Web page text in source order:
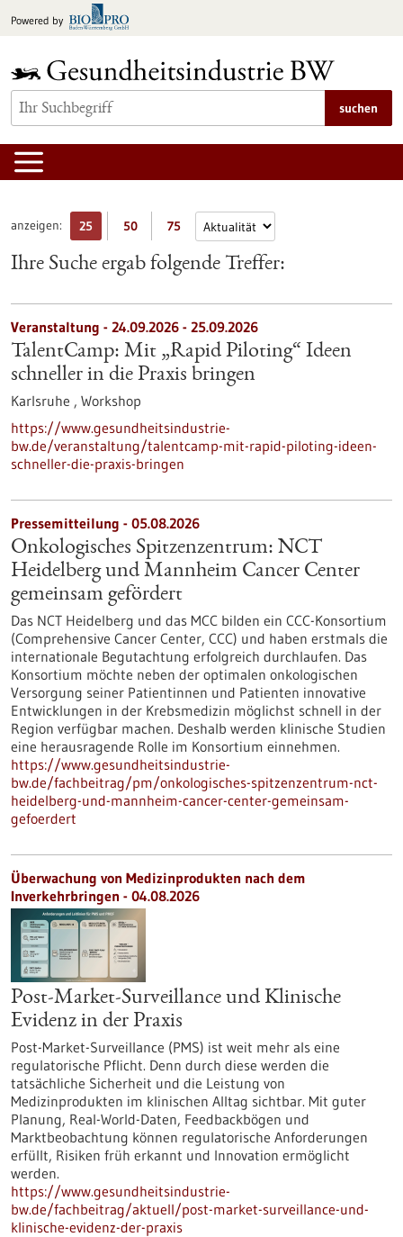
Inhalt
Powered by
suchen
anzeigen: 25 50 75
Ihre Suche ergab folgende Treffer:
Veranstaltung - 24.09.2026 - 25.09.2026
TalentCamp: Mit „Rapid Piloting“ Ideen
schneller in die Praxis bringen
Karlsruhe , Workshop
https://www.gesundheitsindustrie-
bw.de/veranstaltung/talentcamp-mit-rapid-piloting-ideen-
schneller-die-praxis-bringen
Pressemitteilung - 05.08.2026
Onkologisches Spitzenzentrum: NCT
Heidelberg und Mannheim Cancer Center
gemeinsam gefördert
Das NCT Heidelberg und das MCC bilden ein CCC-Konsortium
(Comprehensive Cancer Center, CCC) und haben erstmals die
internationale Begutachtung erfolgreich durchlaufen. Das
Konsortium möchte neben der optimalen onkologischen
Versorgung seiner Patientinnen und Patienten innovative
Entwicklungen in der Krebsmedizin möglichst schnell in der
Region verfügbar machen. Deshalb werden klinische Studien
eine herausragende Rolle im Konsortium einnehmen.
https://www.gesundheitsindustrie-
bw.de/fachbeitrag/pm/onkologisches-spitzenzentrum-nct-
heidelberg-und-mannheim-cancer-center-gemeinsam-
gefoerdert
Überwachung von Medizinprodukten nach dem
Inverkehrbringen - 04.08.2026
Post-Market-Surveillance und Klinische
Evidenz in der Praxis
Post-Market-Surveillance (PMS) ist weit mehr als eine
regulatorische Pflicht. Denn durch diese werden die
tatsächliche Sicherheit und die Leistung von
Medizinprodukten im klinischen Alltag sichtbar. Mit guter
Planung, Real-World-Daten, Feedbackbögen und
Marktbeobachtung können regulatorische Anforderungen
erfüllt, Risiken früh erkannt und Innovation ermöglicht
werden.
https://www.gesundheitsindustrie-
bw.de/fachbeitrag/aktuell/post-market-surveillance-und-
klinische-evidenz-der-praxis